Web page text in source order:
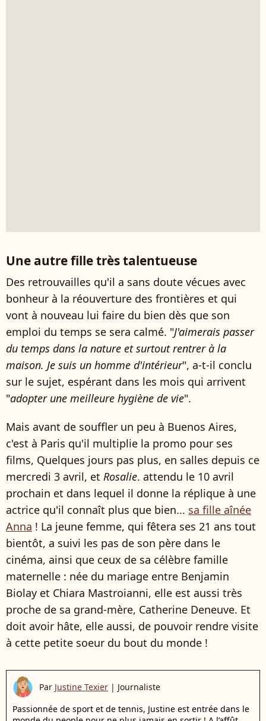
Une autre fille très talentueuse
Des retrouvailles qu'il a sans doute vécues avec
bonheur à la réouverture des frontières et qui
vont à nouveau lui faire du bien dès que son
emploi du temps se sera calmé. "J'aimerais passer
du temps dans la nature et surtout rentrer à la
maison. Je suis un homme d'intérieur", a-t-il conclu
sur le sujet, espérant dans les mois qui arrivent
"adopter une meilleure hygiène de vie".
Mais avant de souffler un peu à Buenos Aires,
c'est à Paris qu'il multiplie la promo pour ses
films, Quelques jours pas plus, en salles depuis ce
mercredi 3 avril, et Rosalie. attendu le 10 avril
prochain et dans lequel il donne la réplique à une
actrice qu'il connaît plus que bien... sa fille aînée
Anna ! La jeune femme, qui fêtera ses 21 ans tout
bientôt, a suivi les pas de son père dans le
cinéma, ainsi que ceux de sa célèbre famille
maternelle : née du mariage entre Benjamin
Biolay et Chiara Mastroianni, elle est aussi très
proche de sa grand-mère, Catherine Deneuve. Et
doit avoir hâte, elle aussi, de pouvoir rendre visite
à cette petite soeur du bout du monde !
Par Justine Texier | Journaliste
Passionnée de sport et de tennis, Justine est entrée dans le